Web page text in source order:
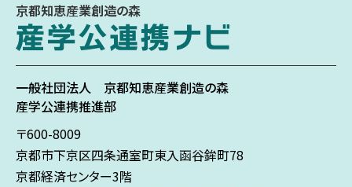
京都知恵産業創造の森
一般社団法人 京都知恵産業創造の森
産学公連携推進部
〒600-8009
京都市下京区四条通室町東入函谷鉾町78
京都経済センター3階